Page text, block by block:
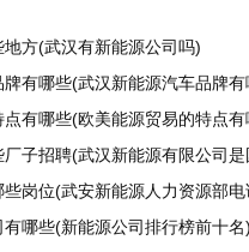
方(武汉有新能源公司吗)
有哪些(武汉新能源汽车品牌有
有哪些(欧美能源贸易的特点有
子招聘(武汉新能源有限公司是
岗位(武安新能源人力资源部电
哪些(新能源公司排行榜前十名)